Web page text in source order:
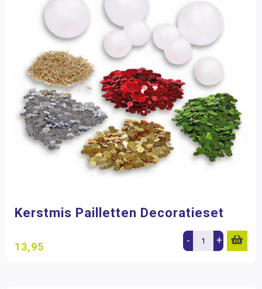
Kerstmis Pailletten Decoratieset
13,95 - +